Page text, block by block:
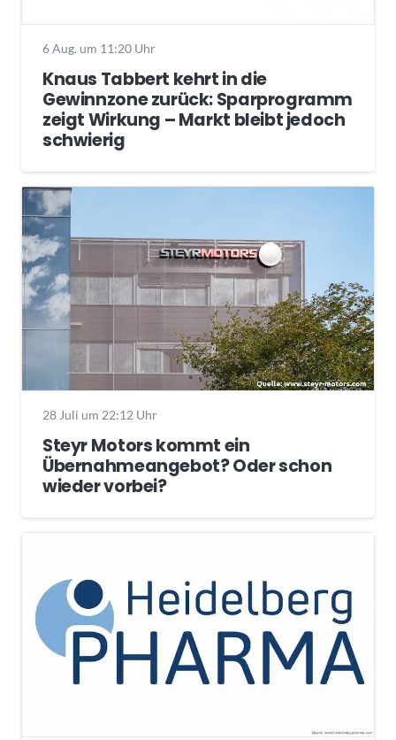
6 Aug. um 11:20 Uhr
Knaus Tabbert kehrt in die
Gewinnzone zurück: Sparprogramm
zeigt Wirkung – Markt bleibt jedoch
schwierig
28 Juli um 22:12 Uhr
Steyr Motors kommt ein
Übernahmeangebot? Oder schon
wieder vorbei?